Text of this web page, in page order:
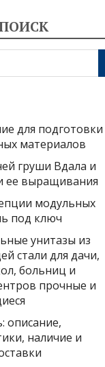
для подготовки
материалов
груши Вдала и
ее выращивания
модульных
под ключ
унитазы из
стали для дачи,
больниц и
прочные и
описание,
наличие и